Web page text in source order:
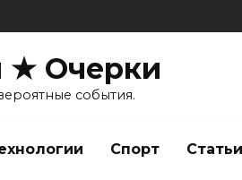
★ Очерки
события.
Спорт Статьи